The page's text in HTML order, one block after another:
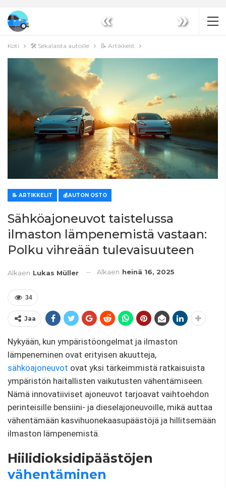
« »
Koti 🛠️ Sekalaista autoille 📝 Artikkelit
📝 ARTIKKELIT 💰AUTON OSTO
Sähköajoneuvot taistelussa
ilmaston lämpenemistä vastaan:
Polku vihreään tulevaisuuteen
Alkaen Lukas Müller Alkaen heinä 16, 2025
34
Jaa
Nykyään, kun ympäristöongelmat ja ilmaston
lämpeneminen ovat erityisen akuutteja,
sähköajoneuvot ovat yksi tärkeimmistä ratkaisuista
ympäristön haitallisten vaikutusten vähentämiseen.
Nämä innovatiiviset ajoneuvot tarjoavat vaihtoehdon
perinteisille bensiini- ja dieselajoneuvoille, mikä auttaa
vähentämään kasvihuonekaasupäästöjä ja hillitsemään
ilmaston lämpenemistä.
Hiilidioksidipäästöjen
vähentäminen